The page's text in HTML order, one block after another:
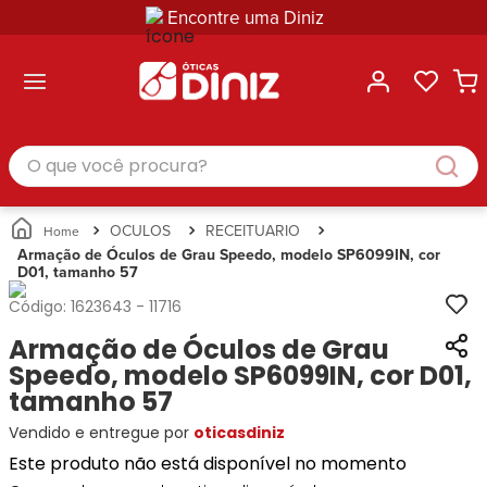
Encontre uma Diniz
Masculino
Feminino
Infantil
Unissex
Busque
Por
Marcas
Ana
Hickmann
Bulget
Miu-
Guess
Lacoste
Categorias
Masculino
Feminino
Infantil
Unissex
Busque
Por
Marcas
Ray-
Ban
Prada
Ana
Hickmann
Tecnol
Correntes
para
Óculos
Estojos
para
Óculos
Soluções
Cuidados
Busque
Ray-
Ban
Prada
Exchange
Tommy
Hilfiger
Ana
Hickmann
Guess
Speedo
Categoria
Armações
de Óculos
Óculos
de Sol
Corrente
para
Estojo
para
Óculos
Masculino
Feminino
O que você procura?
OCULOS
RECEITUARIO
Armação de Óculos de Grau Speedo, modelo SP6099IN, cor
D01, tamanho 57
Código: 1623643 - 11716
Armação de Óculos de Grau
Speedo, modelo SP6099IN, cor D01,
tamanho 57
Vendido e entregue por oticasdiniz
Este produto não está disponível no momento